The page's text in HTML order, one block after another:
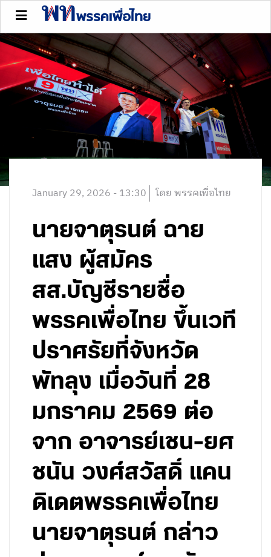
January 29, 2026 - 13:30 โดย พรรคเพื่อไทย
นายจาตุรนต์ ฉาย
แสง ผู้สมัคร
สส.บัญชีรายชื่อ
พรรคเพื่อไทย ขึ้นเวที
ปราศรัยที่จังหวัด
พัทลุง เมื่อวันที่ 28
มกราคม 2569 ต่อ
จาก อาจารย์เชน-ยศ
ชนัน วงศ์สวัสดิ์ แคน
ดิเดตพรรคเพื่อไทย
นายจาตุรนต์ กล่าว